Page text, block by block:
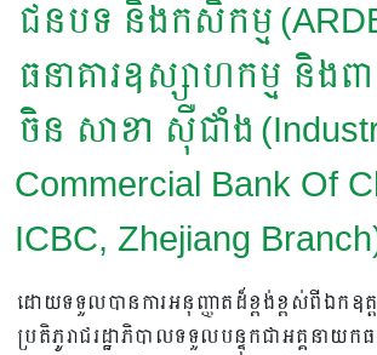
ជនបទ និងកសិកម្ម
ធនាគារឧស្សាហកម្ម និងព
ចិន សាខា ស៊ឺជាំង
Commercial Bank Of
ICBC, Zhejiang
ដោយទទួលបានការអនុញ្ញាតដ៏ខ្ពង់ខ្ពស់ពីឯក
ប្រតិភូរាជរដ្ឋាភិបាលទទួលបន្ទុកជាអគ្គនាយកធ